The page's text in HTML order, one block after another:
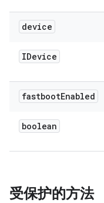
device
IDevice
fastbootEnabled
boolean
受保护的方法